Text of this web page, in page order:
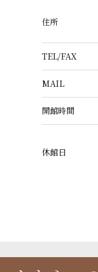
住所
TEL/FAX
MAIL
開館時間
休館日